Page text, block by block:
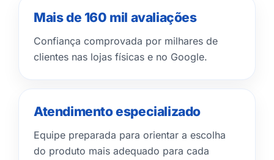
Mais de 160 mil avaliações
Confiança comprovada por milhares de
clientes nas lojas físicas e no Google.
Atendimento especializado
Equipe preparada para orientar a escolha
do produto mais adequado para cada